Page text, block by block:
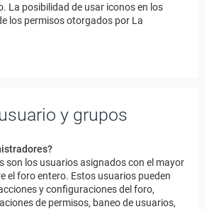
La posibilidad de usar iconos en los
los permisos otorgados por La
y grupos
son los usuarios asignados con el mayor
el foro entero. Estos usuarios pueden
y configuraciones del foro,
de permisos, baneo de usuarios,